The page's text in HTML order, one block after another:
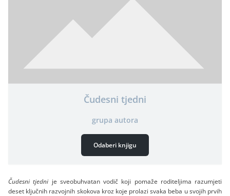
Čudesni tjedni
grupa autora
Odaberi knjigu
Čudesni tjedni je sveobuhvatan vodič koji pomaže roditeljima razumjeti
deset ključnih razvojnih skokova kroz koje prolazi svaka beba u svojih prvih